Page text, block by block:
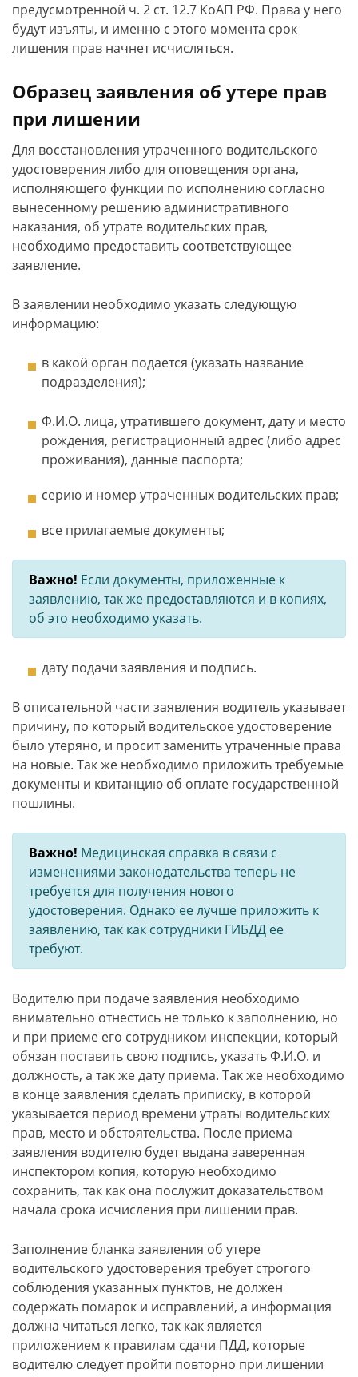
предусмотренной ч. 2 ст. 12.7 КоАП РФ. Права у него
будут изъяты, и именно с этого момента срок
лишения прав начнет исчисляться.
Образец заявления об утере прав
при лишении
Для восстановления утраченного водительского
удостоверения либо для оповещения органа,
исполняющего функции по исполнению согласно
вынесенному решению административного
наказания, об утрате водительских прав,
необходимо предоставить соответствующее
заявление.
В заявлении необходимо указать следующую
информацию:
в какой орган подается (указать название
подразделения);
Ф.И.О. лица, утратившего документ, дату и место
рождения, регистрационный адрес (либо адрес
проживания), данные паспорта;
серию и номер утраченных водительских прав;
все прилагаемые документы;
Важно! Если документы, приложенные к
заявлению, так же предоставляются и в копиях,
об это необходимо указать.
дату подачи заявления и подпись.
В описательной части заявления водитель указывает
причину, по который водительское удостоверение
было утеряно, и просит заменить утраченные права
на новые. Так же необходимо приложить требуемые
документы и квитанцию об оплате государственной
пошлины.
Важно! Медицинская справка в связи с
изменениями законодательства теперь не
требуется для получения нового
удостоверения. Однако ее лучше приложить к
заявлению, так как сотрудники ГИБДД ее
требуют.
Водителю при подаче заявления необходимо
внимательно отнестись не только к заполнению, но
и при приеме его сотрудником инспекции, который
обязан поставить свою подпись, указать Ф.И.О. и
должность, а так же дату приема. Так же необходимо
в конце заявления сделать приписку, в которой
указывается период времени утраты водительских
прав, место и обстоятельства. После приема
заявления водителю будет выдана заверенная
инспектором копия, которую необходимо
сохранить, так как она послужит доказательством
начала срока исчисления при лишении прав.
Заполнение бланка заявления об утере
водительского удостоверения требует строгого
соблюдения указанных пунктов, не должен
содержать помарок и исправлений, а информация
должна читаться легко, так как является
приложением к правилам сдачи ПДД, которые
водителю следует пройти повторно при лишении